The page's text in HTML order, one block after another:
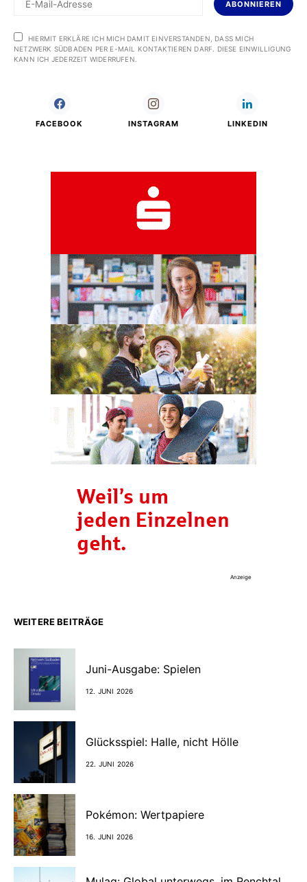
ABONNIEREN
HIERMIT ERKLÄRE ICH MICH DAMIT EINVERSTANDEN, DASS MICH
NETZWERK SÜDBADEN PER E-MAIL KONTAKTIEREN DARF. DIESE EINWILLIGUNG
KANN ICH JEDERZEIT WIDERRUFEN.
FACEBOOK INSTAGRAM LINKEDIN
Anzeige
WEITERE BEITRÄGE
Juni-Ausgabe: Spielen
12. JUNI 2026
Glücksspiel: Halle, nicht Hölle
22. JUNI 2026
Pokémon: Wertpapiere
16. JUNI 2026